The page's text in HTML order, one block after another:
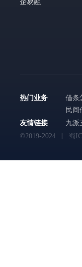
企易融
热门业务 借条
民间
友情链接
九派
©2019-2024
蜀